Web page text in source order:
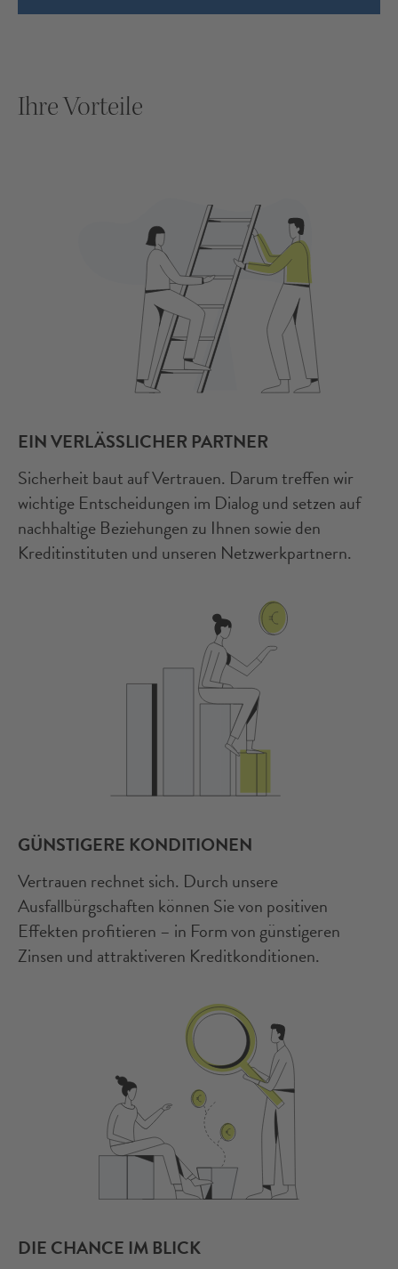
Ihre Vorteile
EIN VERLÄSSLICHER PARTNER
Sicherheit baut auf Vertrauen. Darum treffen wir
wichtige Entscheidungen im Dialog und setzen auf
nachhaltige Beziehungen zu Ihnen sowie den
Kreditinstituten und unseren Netzwerkpartnern.
GÜNSTIGERE KONDITIONEN
Vertrauen rechnet sich. Durch unsere
Ausfallbürgschaften können Sie von positiven
Effekten profitieren – in Form von günstigeren
Zinsen und attraktiveren Kreditkonditionen.
DIE CHANCE IM BLICK